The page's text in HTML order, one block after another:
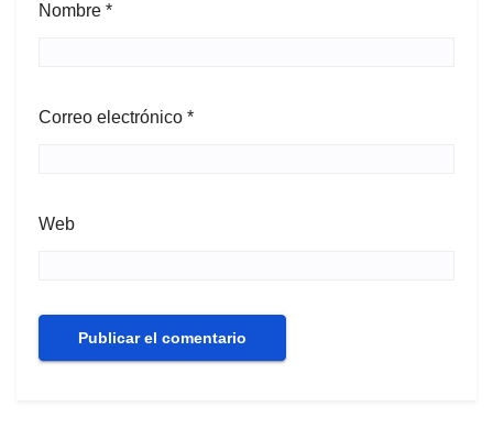
Nombre *
Correo electrónico *
Web